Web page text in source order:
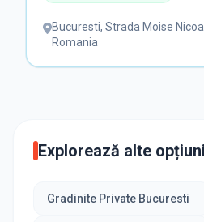
Bucuresti, Strada Moise
Romania
Explorează alte
Gradinite Private Bucuresti